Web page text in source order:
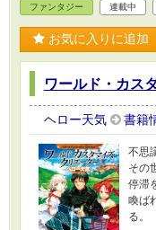
ファンタジー 連載中
お気に入りに追加
ワールド・カス
ヘロー天気 書籍
不思
その
停滞
喚ば
る。